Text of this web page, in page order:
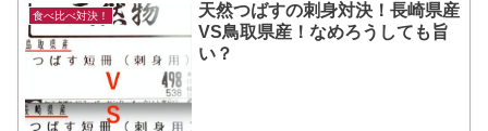
食べ比べ対決！
天然つばすの刺身対決！長崎県産
VS鳥取県産！なめろうしても旨
い？